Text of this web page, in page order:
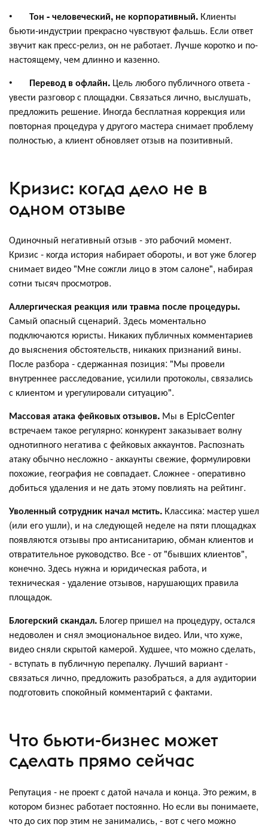
• Тон - человеческий, не корпоративный. Клиенты
бьюти-индустрии прекрасно чувствуют фальшь. Если ответ
звучит как пресс-релиз, он не работает. Лучше коротко и по-
настоящему, чем длинно и казенно.
• Перевод в офлайн. Цель любого публичного ответа -
увести разговор с площадки. Связаться лично, выслушать,
предложить решение. Иногда бесплатная коррекция или
повторная процедура у другого мастера снимает проблему
полностью, а клиент обновляет отзыв на позитивный.
Кризис: когда дело не в
одном отзыве
Одиночный негативный отзыв - это рабочий момент.
Кризис - когда история набирает обороты, и вот уже блогер
снимает видео "Мне сожгли лицо в этом салоне", набирая
сотни тысяч просмотров.
Аллергическая реакция или травма после процедуры.
Самый опасный сценарий. Здесь моментально
подключаются юристы. Никаких публичных комментариев
до выяснения обстоятельств, никаких признаний вины.
После разбора - сдержанная позиция: "Мы провели
внутреннее расследование, усилили протоколы, связались
с клиентом и урегулировали ситуацию".
Массовая атака фейковых отзывов. Мы в EpicCenter
встречаем такое регулярно: конкурент заказывает волну
однотипного негатива с фейковых аккаунтов. Распознать
атаку обычно несложно - аккаунты свежие, формулировки
похожие, география не совпадает. Сложнее - оперативно
добиться удаления и не дать этому повлиять на рейтинг.
Уволенный сотрудник начал мстить. Классика: мастер ушел
(или его ушли), и на следующей неделе на пяти площадках
появляются отзывы про антисанитарию, обман клиентов и
отвратительное руководство. Все - от "бывших клиентов",
конечно. Здесь нужна и юридическая работа, и
техническая - удаление отзывов, нарушающих правила
площадок.
Блогерский скандал. Блогер пришел на процедуру, остался
недоволен и снял эмоциональное видео. Или, что хуже,
видео сняли скрытой камерой. Худшее, что можно сделать,
- вступать в публичную перепалку. Лучший вариант -
связаться лично, предложить разобраться, а для аудитории
подготовить спокойный комментарий с фактами.
Что бьюти-бизнес может
сделать прямо сейчас
Репутация - не проект с датой начала и конца. Это режим, в
котором бизнес работает постоянно. Но если вы понимаете,
что до сих пор этим не занимались, - вот с чего можно